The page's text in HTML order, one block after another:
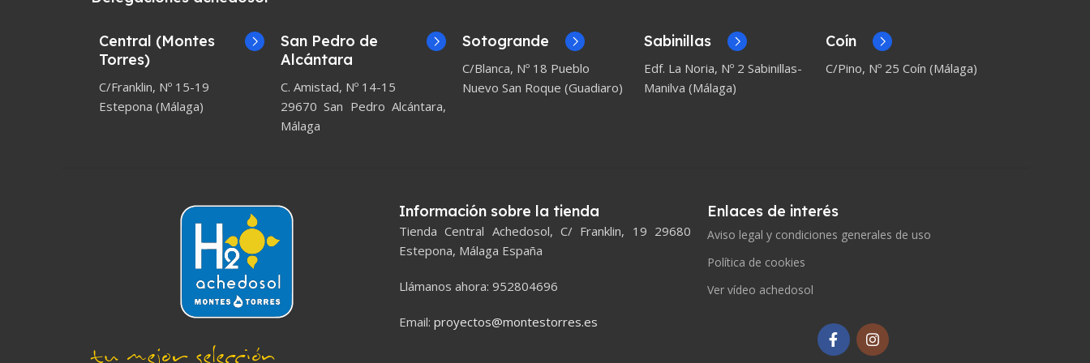
Central (Montes
Torres)
C/Franklin, Nº 15-19
Estepona (Málaga)
San Pedro de
Alcántara
C. Amistad, Nº 14-15
29670 San Pedro Alcántara,
Málaga
Sotogrande
C/Blanca, Nº 18 Pueblo
Nuevo San Roque (Guadiaro)
Sabinillas
Edf. La Noria, Nº 2 Sabinillas-
Manilva (Málaga)
Coín
C/Pino, Nº 25 Coín (Málaga)
Información sobre la tienda
Tienda Central Achedosol, C/ Franklin, 19 29680
Estepona, Málaga España
Llámanos ahora: 952804696
Email: proyectos@montestorres.es
Enlaces de interés
Aviso legal y condiciones generales de uso
Política de cookies
Ver vídeo achedosol